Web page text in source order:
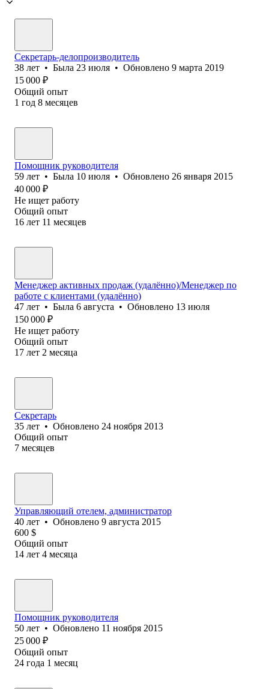
Секретарь-делопроизводитель
38 лет • Была 23 июля • Обновлено 9 марта 2019
15 000 ₽
Общий опыт
1 год 8 месяцев
Помощник руководителя
59 лет • Была 10 июля • Обновлено 26 января 2015
40 000 ₽
Не ищет работу
Общий опыт
16 лет 11 месяцев
Менеджер активных продаж (удалённо)/Менеджер по
работе с клиентами (удалённо)
47 лет • Была 6 августа • Обновлено 13 июля
150 000 ₽
Не ищет работу
Общий опыт
17 лет 2 месяца
Секретарь
35 лет • Обновлено 24 ноября 2013
Общий опыт
7 месяцев
Управляющий отелем, администратор
40 лет • Обновлено 9 августа 2015
600 $
Общий опыт
14 лет 4 месяца
Помощник руководителя
50 лет • Обновлено 11 ноября 2015
25 000 ₽
Общий опыт
24 года 1 месяц